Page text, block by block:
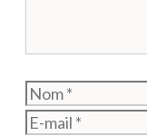
Nom